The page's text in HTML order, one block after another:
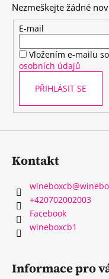
Nezmeškejte žádné
E-mail
Vložením e-mailu
osobních údajů
PŘIHLÁSIT SE
Kontakt
wineboxcb@
+420702002003
Facebook
wineboxcb1
Informace pro